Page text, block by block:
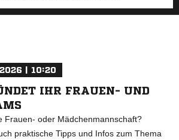
| 10:20
IHR FRAUEN- UND
Frauen- oder Mädchenmannschaft?
praktische Tipps und Infos zum Thema